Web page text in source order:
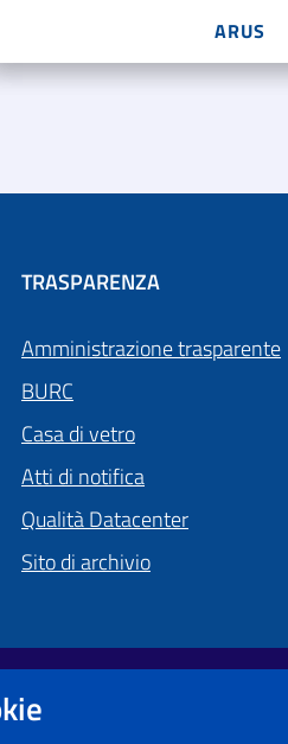
ARUS
TRASPARENZA
Amministrazione trasparente
BURC
Casa di vetro
Atti di notifica
Qualità Datacenter
Sito di archivio
di accessibilità